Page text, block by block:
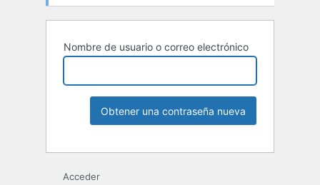
Nombre de usuario o correo electrónico
Acceder